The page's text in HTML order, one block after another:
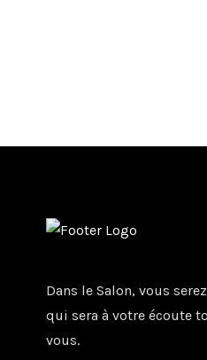
Dans le Salon, vous
qui sera à votre écoute
vous.